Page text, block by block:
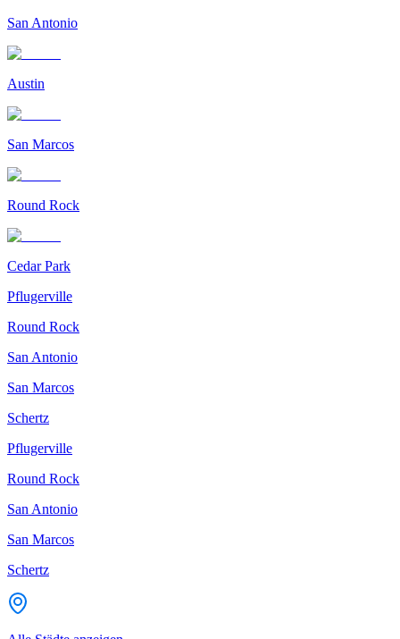
San Antonio
Austin
San Marcos
Round Rock
Cedar Park
Pflugerville
Round Rock
San Antonio
San Marcos
Schertz
Pflugerville
Round Rock
San Antonio
San Marcos
Schertz